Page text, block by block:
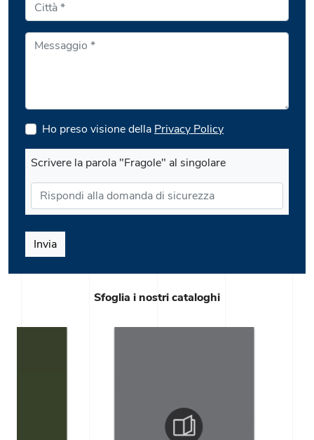
Sfoglia i nostri cataloghi
Ho preso visione della Privacy Policy
Scrivere la parola "Fragole" al singolare
Invia